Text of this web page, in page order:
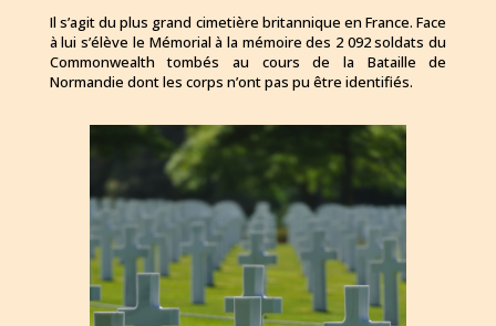
Il s’agit du plus grand cimetière britannique en France. Face
à lui s’élève le Mémorial à la mémoire des 2 092 soldats du
Commonwealth tombés au cours de la Bataille de
Normandie dont les corps n’ont pas pu être identifiés.